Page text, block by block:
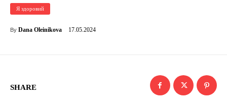
Я здоровий
By Dana Oleinikova 17.05.2024
SHARE